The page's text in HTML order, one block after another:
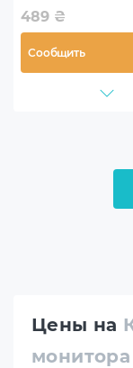
489 ₴
Сообщить
Цены на